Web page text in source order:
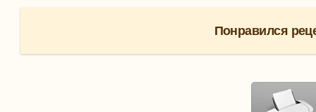
Понравился